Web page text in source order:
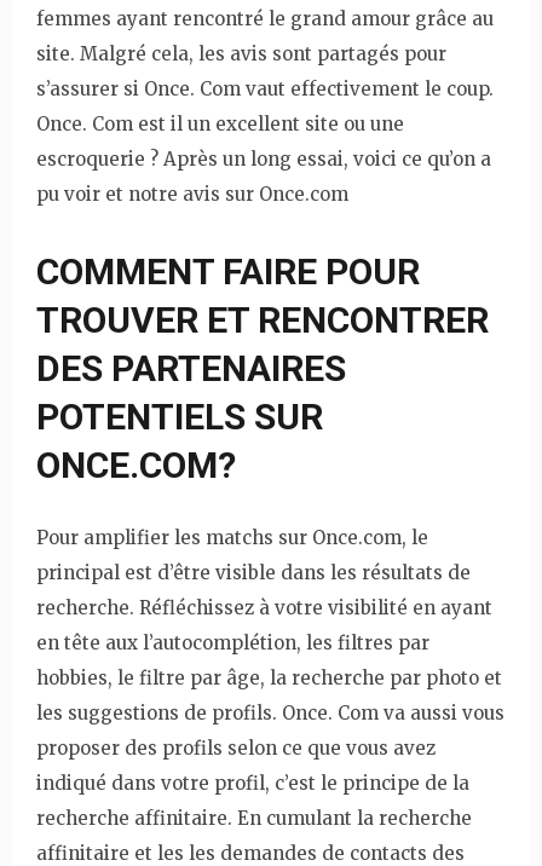
femmes ayant rencontré le grand amour grâce au
site. Malgré cela, les avis sont partagés pour
s’assurer si Once. Com vaut effectivement le coup.
Once. Com est il un excellent site ou une
escroquerie ? Après un long essai, voici ce qu’on a
pu voir et notre avis sur Once.com
COMMENT FAIRE POUR
TROUVER ET RENCONTRER
DES PARTENAIRES
POTENTIELS SUR
ONCE.COM?
Pour amplifier les matchs sur Once.com, le
principal est d’être visible dans les résultats de
recherche. Réfléchissez à votre visibilité en ayant
en tête aux l’autocomplétion, les filtres par
hobbies, le filtre par âge, la recherche par photo et
les suggestions de profils. Once. Com va aussi vous
proposer des profils selon ce que vous avez
indiqué dans votre profil, c’est le principe de la
recherche affinitaire. En cumulant la recherche
affinitaire et les les demandes de contacts des